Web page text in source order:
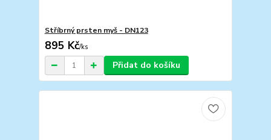
Stříbrný prsten myš - DN123
895 Kč/ks
Přidat do košíku